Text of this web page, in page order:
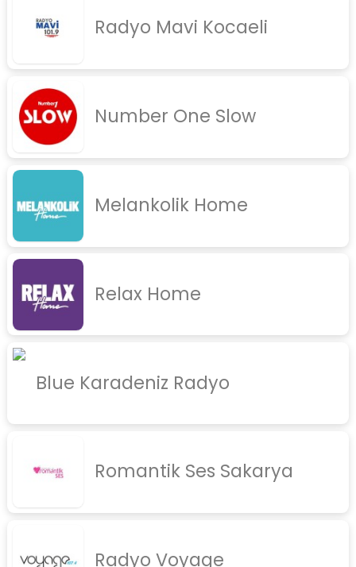
Radyo Mavi Kocaeli
Number One Slow
Melankolik Home
Relax Home
Blue Karadeniz Radyo
Romantik Ses Sakarya
Radyo Voyage